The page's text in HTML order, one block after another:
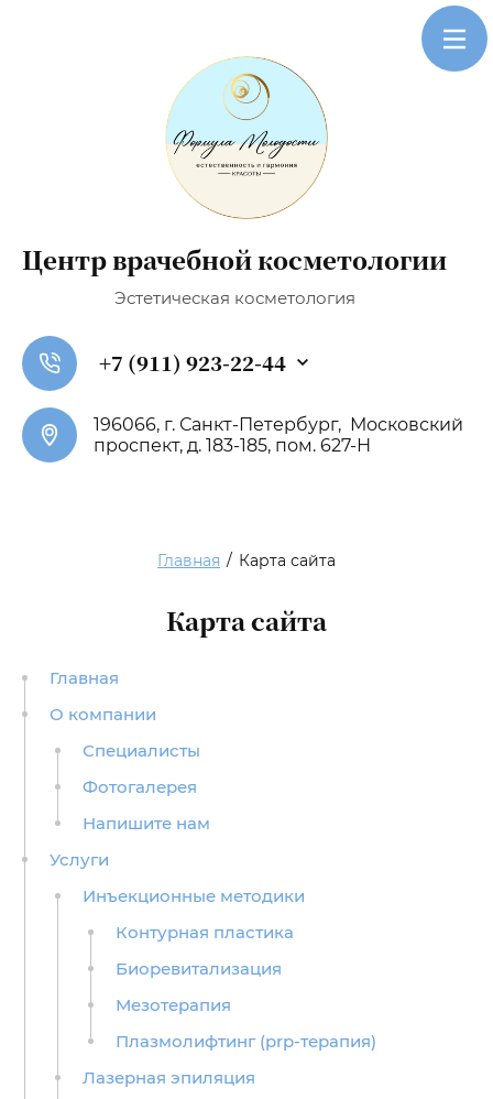
Центр врачебной косметологии
Эстетическая косметология
196066, г. Санкт-Петербург, Московский
проспект, д. 183-185, пом. 627-Н
+7 (911) 923-22-44
Главная / Карта сайта
Карта сайта
Главная
О компании
Специалисты
Фотогалерея
Напишите нам
Услуги
Инъекционные методики
Контурная пластика
Биоревитализация
Мезотерапия
Плазмолифтинг (prp-терапия)
Лазерная эпиляция